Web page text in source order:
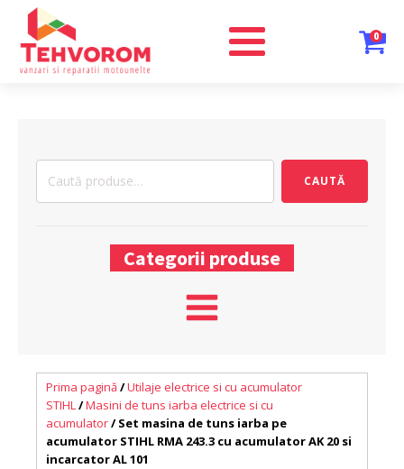
0
Caută
CAUTĂ
Categorii produse
Prima pagină/Utilaje electrice si cu acumulator
STIHL/Masini de tuns iarba electrice si cu
acumulator/ Set masina de tuns iarba pe
acumulator STIHL RMA 243.3 cu acumulator AK 20 si
incarcator AL 101